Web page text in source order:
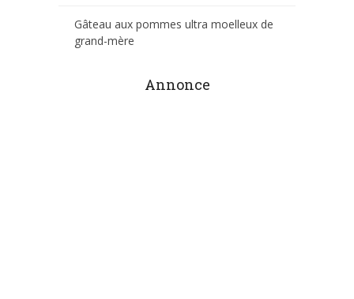
Gâteau aux pommes ultra moelleux de
grand-mère
Annonce